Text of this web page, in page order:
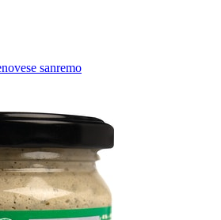
sanremo